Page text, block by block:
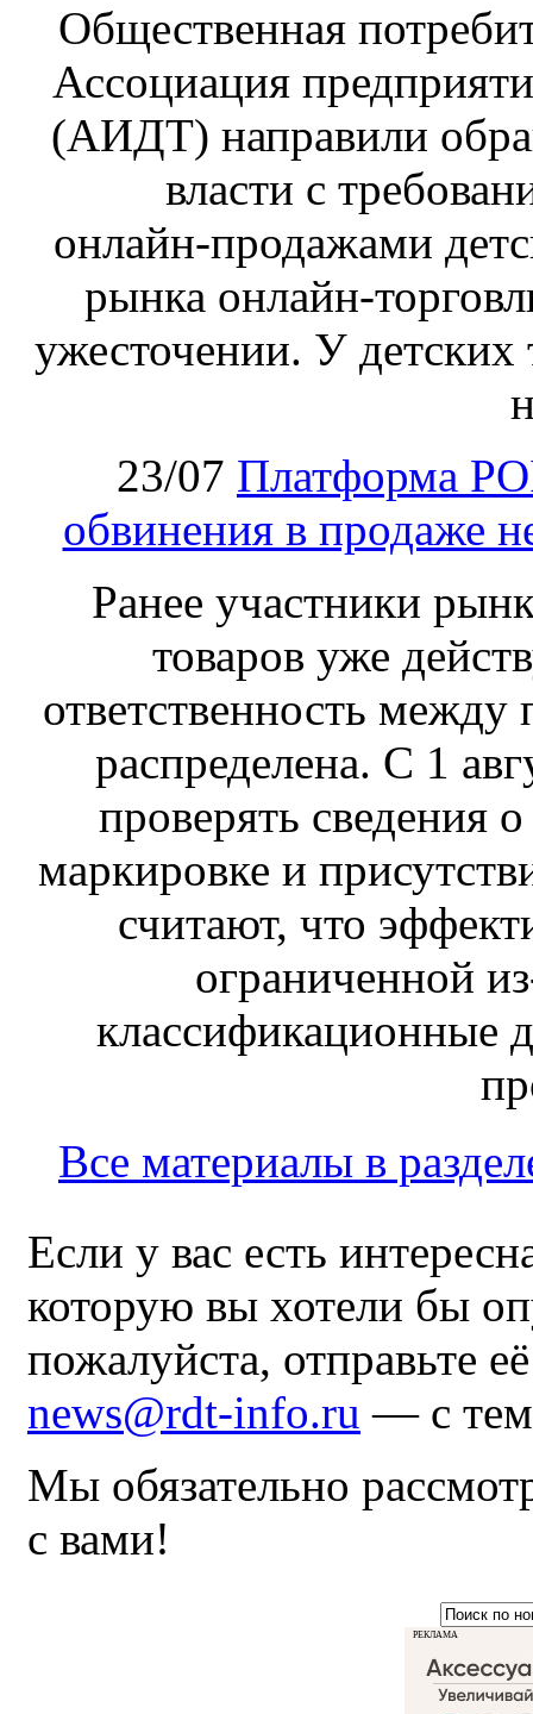
Общественная
Ассоциация
(АИДТ) направили
власти с
онлайн‑продажами
рынка онлайн-
ужесточении. У детских
23/07 Платформа
обвинения в продаже
Ранее участники
товаров уже
ответственность
распределена. С 1
проверять сведения
маркировке и
считают, что
ограниченной
классификационные
Все материалы в
Если у вас есть
которую вы хотели бы
пожалуйста, отправьте
news@rdt-info.ru — с
Мы обязательно
с вами!
РЕКЛАМА